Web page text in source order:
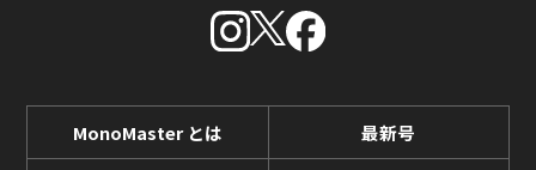
MonoMaster とは 最新号